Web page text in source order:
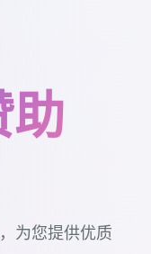
为您提供优质